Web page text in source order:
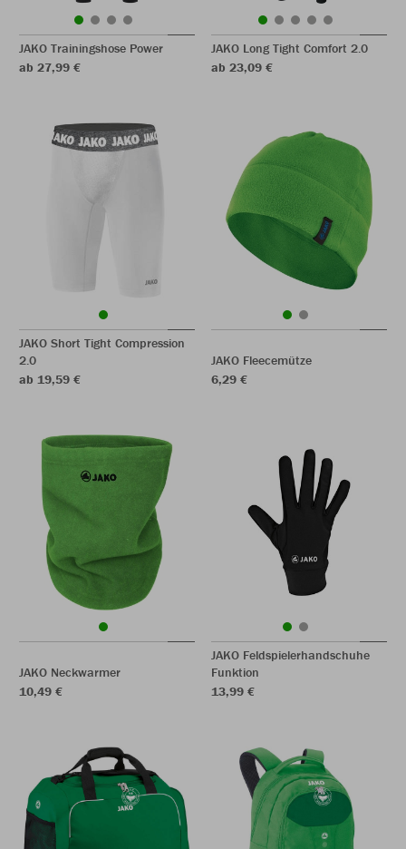
JAKO Trainingshose Power
ab 27,99 €
JAKO Long Tight Comfort 2.0
ab 23,09 €
JAKO Short Tight Compression
2.0
ab 19,59 €
JAKO Fleecemütze
6,29 €
JAKO Neckwarmer
10,49 €
JAKO Feldspielerhandschuhe
Funktion
13,99 €